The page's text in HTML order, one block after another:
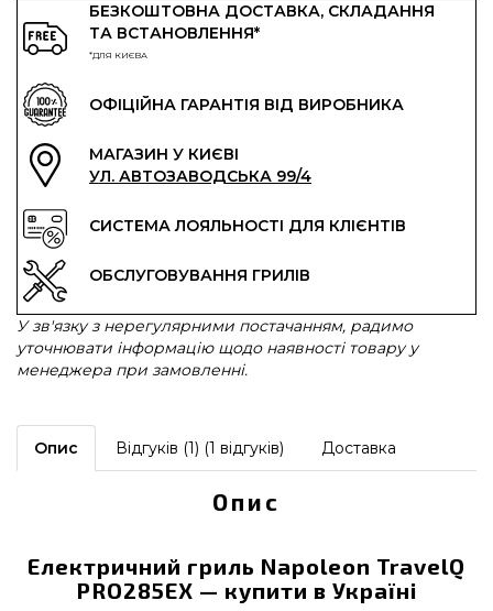
БЕЗКОШТОВНА ДОСТАВКА, СКЛАДАННЯ
ТА ВСТАНОВЛЕННЯ*
*ДЛЯ КИЄВА
ОФІЦІЙНА ГАРАНТІЯ ВІД ВИРОБНИКА
МАГАЗИН У КИЄВІ
УЛ. АВТОЗАВОДСЬКА 99/4
СИСТЕМА ЛОЯЛЬНОСТІ ДЛЯ КЛІЄНТІВ
ОБСЛУГОВУВАННЯ ГРИЛІВ
У зв'язку з нерегулярними постачанням, радимо
уточнювати інформацію щодо наявності товару у
менеджера при замовленні.
Опис Відгуків (1) (1 відгуків) Доставка
Опис
Електричний гриль Napoleon TravelQ
PRO285EX — купити в Україні